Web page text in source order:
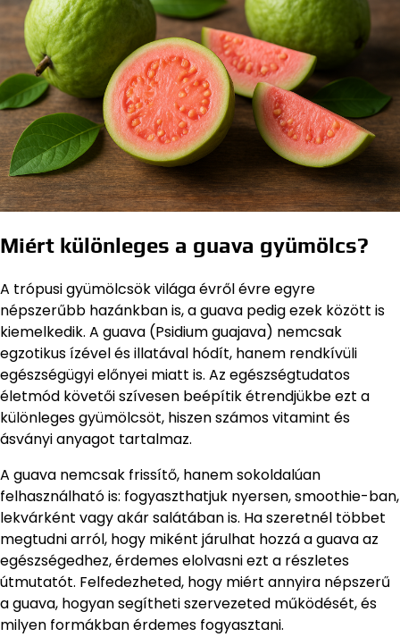
Miért különleges a guava gyümölcs?
A trópusi gyümölcsök világa évről évre egyre
népszerűbb hazánkban is, a guava pedig ezek között is
kiemelkedik. A guava (Psidium guajava) nemcsak
egzotikus ízével és illatával hódít, hanem rendkívüli
egészségügyi előnyei miatt is. Az egészségtudatos
életmód követői szívesen beépítik étrendjükbe ezt a
különleges gyümölcsöt, hiszen számos vitamint és
ásványi anyagot tartalmaz.
A guava nemcsak frissítő, hanem sokoldalúan
felhasználható is: fogyaszthatjuk nyersen, smoothie-ban,
lekvárként vagy akár salátában is. Ha szeretnél többet
megtudni arról, hogy miként járulhat hozzá a guava az
egészségedhez, érdemes elolvasni ezt a részletes
útmutatót. Felfedezheted, hogy miért annyira népszerű
a guava, hogyan segítheti szervezeted működését, és
milyen formákban érdemes fogyasztani.